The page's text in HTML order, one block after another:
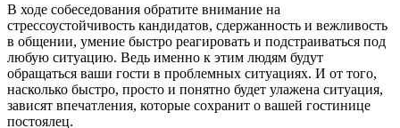
В ходе собеседования обратите внимание на
стрессоустойчивость кандидатов, сдержанность и вежливость
в общении, умение быстро реагировать и подстраиваться под
любую ситуацию. Ведь именно к этим людям будут
обращаться ваши гости в проблемных ситуациях. И от того,
насколько быстро, просто и понятно будет улажена ситуация,
зависят впечатления, которые сохранит о вашей гостинице
постоялец.